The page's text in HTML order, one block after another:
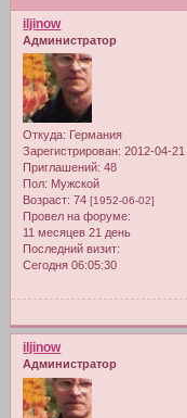
iljinow
Администратор
Откуда: Германия
Зарегистрирован: 2012-04-21
Приглашений: 48
Пол: Мужской
Возраст: 74[1952-06-02]
Провел на форуме:
11 месяцев 21 день
Последний визит:
Сегодня 06:05:30
iljinow
Администратор